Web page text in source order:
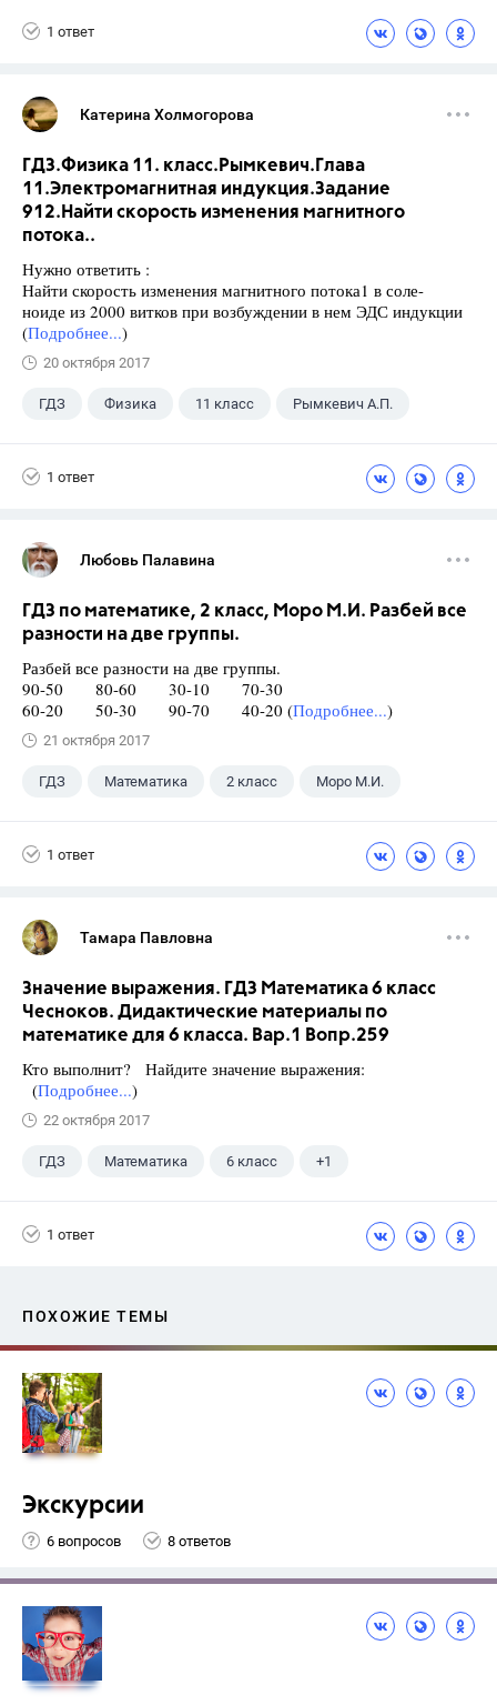
1 ответ
Катерина Холмогорова
ГДЗ.Физика 11. класс.Рымкевич.Глава
11.Электромагнитная индукция.Задание
912.Найти скорость изменения магнитного
потока..
Нужно ответить :
Найти скорость изменения магнитного потока1 в соле-
ноиде из 2000 витков при возбуждении в нем ЭДС индукции
(Подробнее...)
20 октября 2017
ГДЗ Физика 11 класс Рымкевич А.П.
1 ответ
Любовь Палавина
ГДЗ по математике, 2 класс, Моро М.И. Разбей все
разности на две группы.
Разбей все разности на две группы.
90-50 80-60 30-10 70-30
60-20 50-30 90-70 40-20 (Подробнее...)
21 октября 2017
ГДЗ Математика 2 класс Моро М.И.
1 ответ
Тамара Павловна
Значение выражения. ГДЗ Математика 6 класс
Чесноков. Дидактические материалы по
математике для 6 класса. Вар.1 Вопр.259
Кто выполнит? Найдите значение выражения:
(Подробнее...)
22 октября 2017
ГДЗ Математика 6 класс +1
1 ответ
ПОХОЖИЕ ТЕМЫ
Экскурсии
6 вопросов 8 ответов